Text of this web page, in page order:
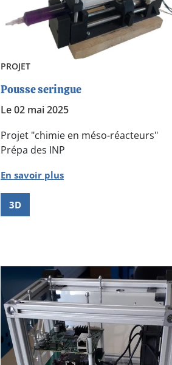
PROJET
Pousse seringue
Le 02 mai 2025
Projet "chimie en méso-réacteurs"
Prépa des INP
En savoir plus
3D